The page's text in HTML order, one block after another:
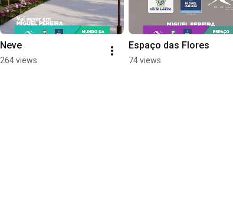
Neve
264 views
Espaço das Flores
74 views